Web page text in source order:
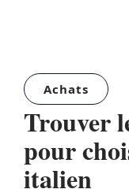
Achats
Trouver
pour
italien